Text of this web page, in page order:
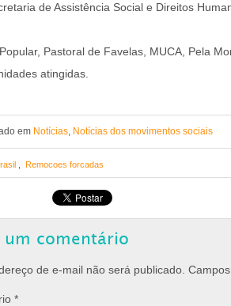
de Assistência Social e Direitos
Pastoral de Favelas, MUCA, Pela
atingidas.
em Notícias, Notícias dos movimentos sociais
Remocoes forcadas
um comentário
de e-mail não será publicado.
*